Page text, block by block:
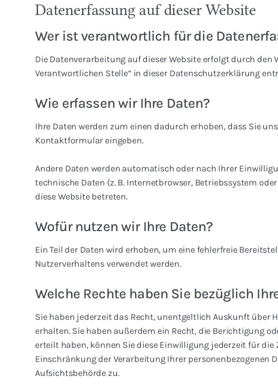
Datenerfassung auf dieser Website
Wer ist verantwortlich für die
Die Datenverarbeitung auf dieser Website erfolgt durch
Verantwortlichen Stelle“ in dieser Datenschutzerklärung
Wie erfassen wir Ihre Daten?
Ihre Daten werden zum einen dadurch erhoben, dass Sie
Kontaktformular eingeben.
Andere Daten werden automatisch oder nach Ihrer
technische Daten (z. B. Internetbrowser, Betriebssystem
diese Website betreten.
Wofür nutzen wir Ihre Daten?
Ein Teil der Daten wird erhoben, um eine fehlerfreie
Nutzerverhaltens verwendet werden.
Welche Rechte haben Sie bezüglich
Sie haben jederzeit das Recht, unentgeltlich Auskunft über
erhalten. Sie haben außerdem ein Recht, die Berichtigung
erteilt haben, können Sie diese Einwilligung jederzeit für
Einschränkung der Verarbeitung Ihrer personenbezogenen
Aufsichtsbehörde zu.